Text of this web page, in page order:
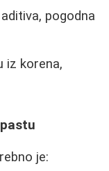
pogodna
iz korena,
je: